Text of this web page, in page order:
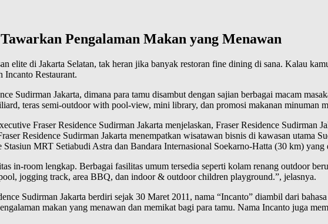
Pengalaman Makan yang Menawan
elite di Jakarta Selatan, tak heran jika banyak restoran fine dining di sana. Kalau
Incanto Restaurant.
Sudirman Jakarta, dimana para tamu disambut dengan sajian berbagai macam
teras semi-outdoor with pool-view, mini library, dan promosi makanan minuman
Fraser Residence Sudirman Jakarta menjelaskan, Fraser Residence Sudirman
Residence Sudirman Jakarta menempatkan wisatawan bisnis di kawasan utama
MRT Setiabudi Astra dan Bandara Internasional Soekarno-Hatta (30 km)
in-room lengkap. Berbagai fasilitas umum tersedia seperti kolam renang outdoor
jogging track, area BBQ, dan indoor & outdoor children playground.”, jelasnya.
Sudirman Jakarta berdiri sejak 30 Maret 2011, nama “Incanto” diambil dari
makan yang menawan dan memikat bagi para tamu. Nama Incanto juga